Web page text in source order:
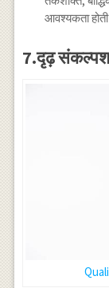
आवश्यकता
7.दृढ़